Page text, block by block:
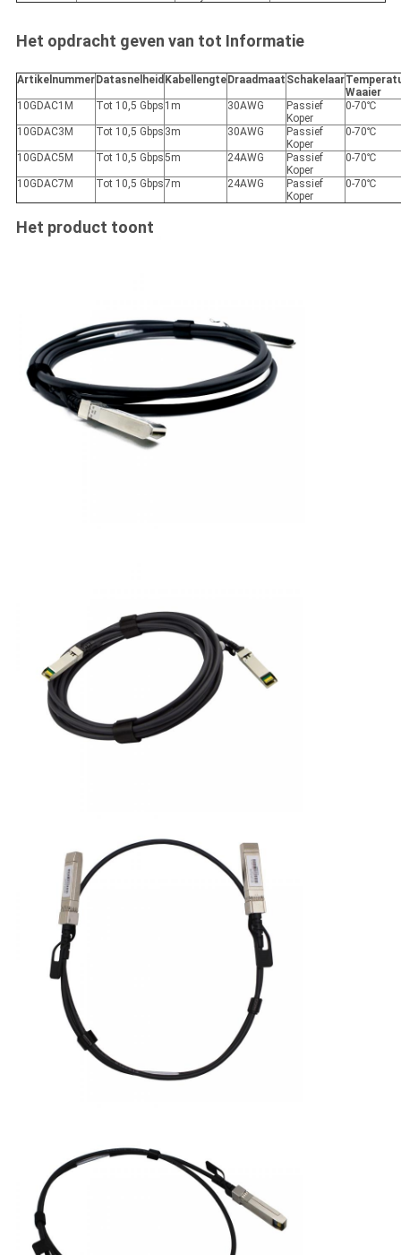
Het opdracht geven van tot Informatie
ArtikelnummerDatasnelheid KabellengteDraadmaat Schakelaar
Waaier
10GDAC1M
Tot 10,5 Gbps 1m 30AWG
Passief
Koper
0-70℃
10GDAC3M Tot 10,5 Gbps 3m 30AWG
Passief
Koper
0-70℃
10GDAC5M Tot 10,5 Gbps5m 24AWG
Passief
Koper
0-70℃
10GDAC7M Tot 10,5 Gbps7m 24AWG
Passief
Koper
0-70℃
Het product toont